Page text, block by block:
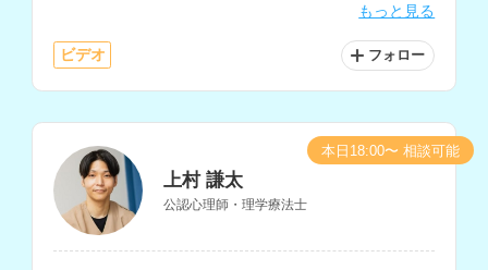
さんです。働く人のケアやメンタルヘルス不調の相談な
もっと見る
ビデオ フォロー
上村 謙太
公認心理師・理学療法士
本日18:00〜 相談可能